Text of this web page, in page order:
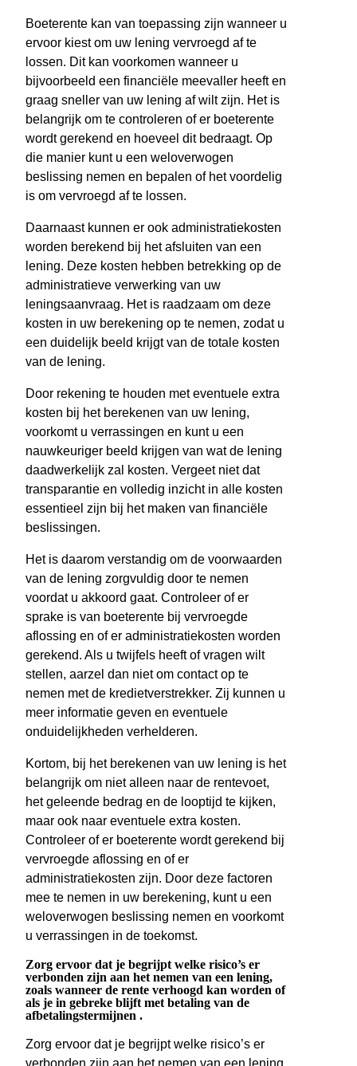
Boeterente kan van toepassing zijn wanneer u
ervoor kiest om uw lening vervroegd af te
lossen. Dit kan voorkomen wanneer u
bijvoorbeeld een financiële meevaller heeft en
graag sneller van uw lening af wilt zijn. Het is
belangrijk om te controleren of er boeterente
wordt gerekend en hoeveel dit bedraagt. Op
die manier kunt u een weloverwogen
beslissing nemen en bepalen of het voordelig
is om vervroegd af te lossen.
Daarnaast kunnen er ook administratiekosten
worden berekend bij het afsluiten van een
lening. Deze kosten hebben betrekking op de
administratieve verwerking van uw
leningsaanvraag. Het is raadzaam om deze
kosten in uw berekening op te nemen, zodat u
een duidelijk beeld krijgt van de totale kosten
van de lening.
Door rekening te houden met eventuele extra
kosten bij het berekenen van uw lening,
voorkomt u verrassingen en kunt u een
nauwkeuriger beeld krijgen van wat de lening
daadwerkelijk zal kosten. Vergeet niet dat
transparantie en volledig inzicht in alle kosten
essentieel zijn bij het maken van financiële
beslissingen.
Het is daarom verstandig om de voorwaarden
van de lening zorgvuldig door te nemen
voordat u akkoord gaat. Controleer of er
sprake is van boeterente bij vervroegde
aflossing en of er administratiekosten worden
gerekend. Als u twijfels heeft of vragen wilt
stellen, aarzel dan niet om contact op te
nemen met de kredietverstrekker. Zij kunnen u
meer informatie geven en eventuele
onduidelijkheden verhelderen.
Kortom, bij het berekenen van uw lening is het
belangrijk om niet alleen naar de rentevoet,
het geleende bedrag en de looptijd te kijken,
maar ook naar eventuele extra kosten.
Controleer of er boeterente wordt gerekend bij
vervroegde aflossing en of er
administratiekosten zijn. Door deze factoren
mee te nemen in uw berekening, kunt u een
weloverwogen beslissing nemen en voorkomt
u verrassingen in de toekomst.
Zorg ervoor dat je begrijpt welke risico’s er
verbonden zijn aan het nemen van een lening,
zoals wanneer de rente verhoogd kan worden of
als je in gebreke blijft met betaling van de
afbetalingstermijnen .
Zorg ervoor dat je begrijpt welke risico’s er
verbonden zijn aan het nemen van een lening,